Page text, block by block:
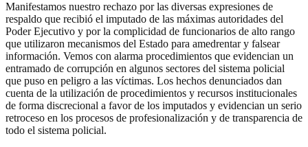
Manifestamos nuestro rechazo por las diversas expresiones de
respaldo que recibió el imputado de las máximas autoridades del
Poder Ejecutivo y por la complicidad de funcionarios de alto rango
que utilizaron mecanismos del Estado para amedrentar y falsear
información. Vemos con alarma procedimientos que evidencian un
entramado de corrupción en algunos sectores del sistema policial
que puso en peligro a las víctimas. Los hechos denunciados dan
cuenta de la utilización de procedimientos y recursos institucionales
de forma discrecional a favor de los imputados y evidencian un serio
retroceso en los procesos de profesionalización y de transparencia de
todo el sistema policial.